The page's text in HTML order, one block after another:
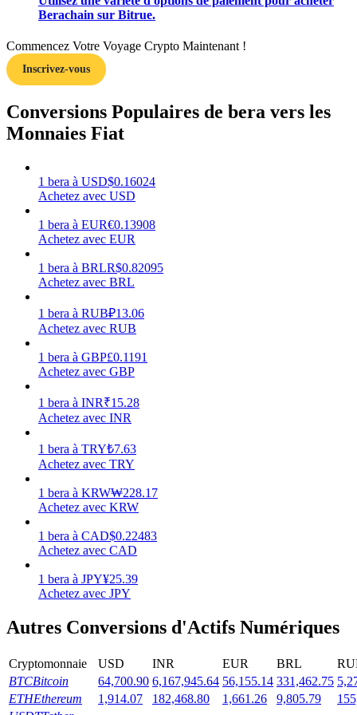
Gagner
Gagnez quotidiennement des récompenses compétitives
Jalonnement
Des rendements élevés et un accès instantané
Launchpool
Staking flexible pour gagner des jetons populaires
Berachain sur Bitrue.
Commencez Votre Voyage Crypto Maintenant !
Inscrivez-vous
Conversions Populaires de bera vers les
Monnaies Fiat
1 bera à USD$0.16024
Achetez avec USD
1 bera à EUR€0.13908
Achetez avec EUR
1 bera à BRLR$0.82095
Achetez avec BRL
1 bera à RUB₽13.06
Achetez avec RUB
1 bera à GBP£0.1191
Achetez avec GBP
1 bera à INR₹15.28
Achetez avec INR
1 bera à TRY₺7.63
Achetez avec TRY
1 bera à KRW₩228.17
Achetez avec KRW
1 bera à CAD$0.22483
Achetez avec CAD
1 bera à JPY¥25.39
Achetez avec JPY
Autres Conversions d'Actifs Numériques
Cryptomonnaie USD INR EUR BRL
BTCBitcoin 64,700.90 6,167,945.64 56,155.14 331,462.75
ETHEthereum 1,914.07 182,468.80 1,661.26 9,805.79